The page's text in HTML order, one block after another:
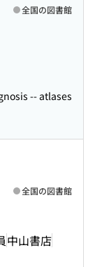
全国の図書館
-- atlases
中山書店
全国の図書館